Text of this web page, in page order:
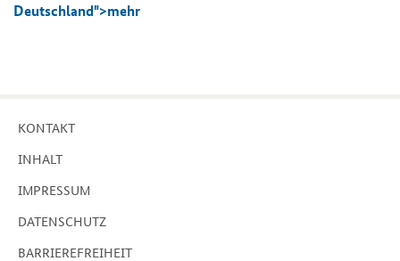
Deutschland">mehr
KON­TAKT
IN­HALT
IM­PRES­SUM
DA­TEN­SCHUTZ
BAR­RIE­RE­FREI­HEIT